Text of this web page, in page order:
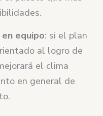
equipo: si el plan
al logro de
el clima
en general de